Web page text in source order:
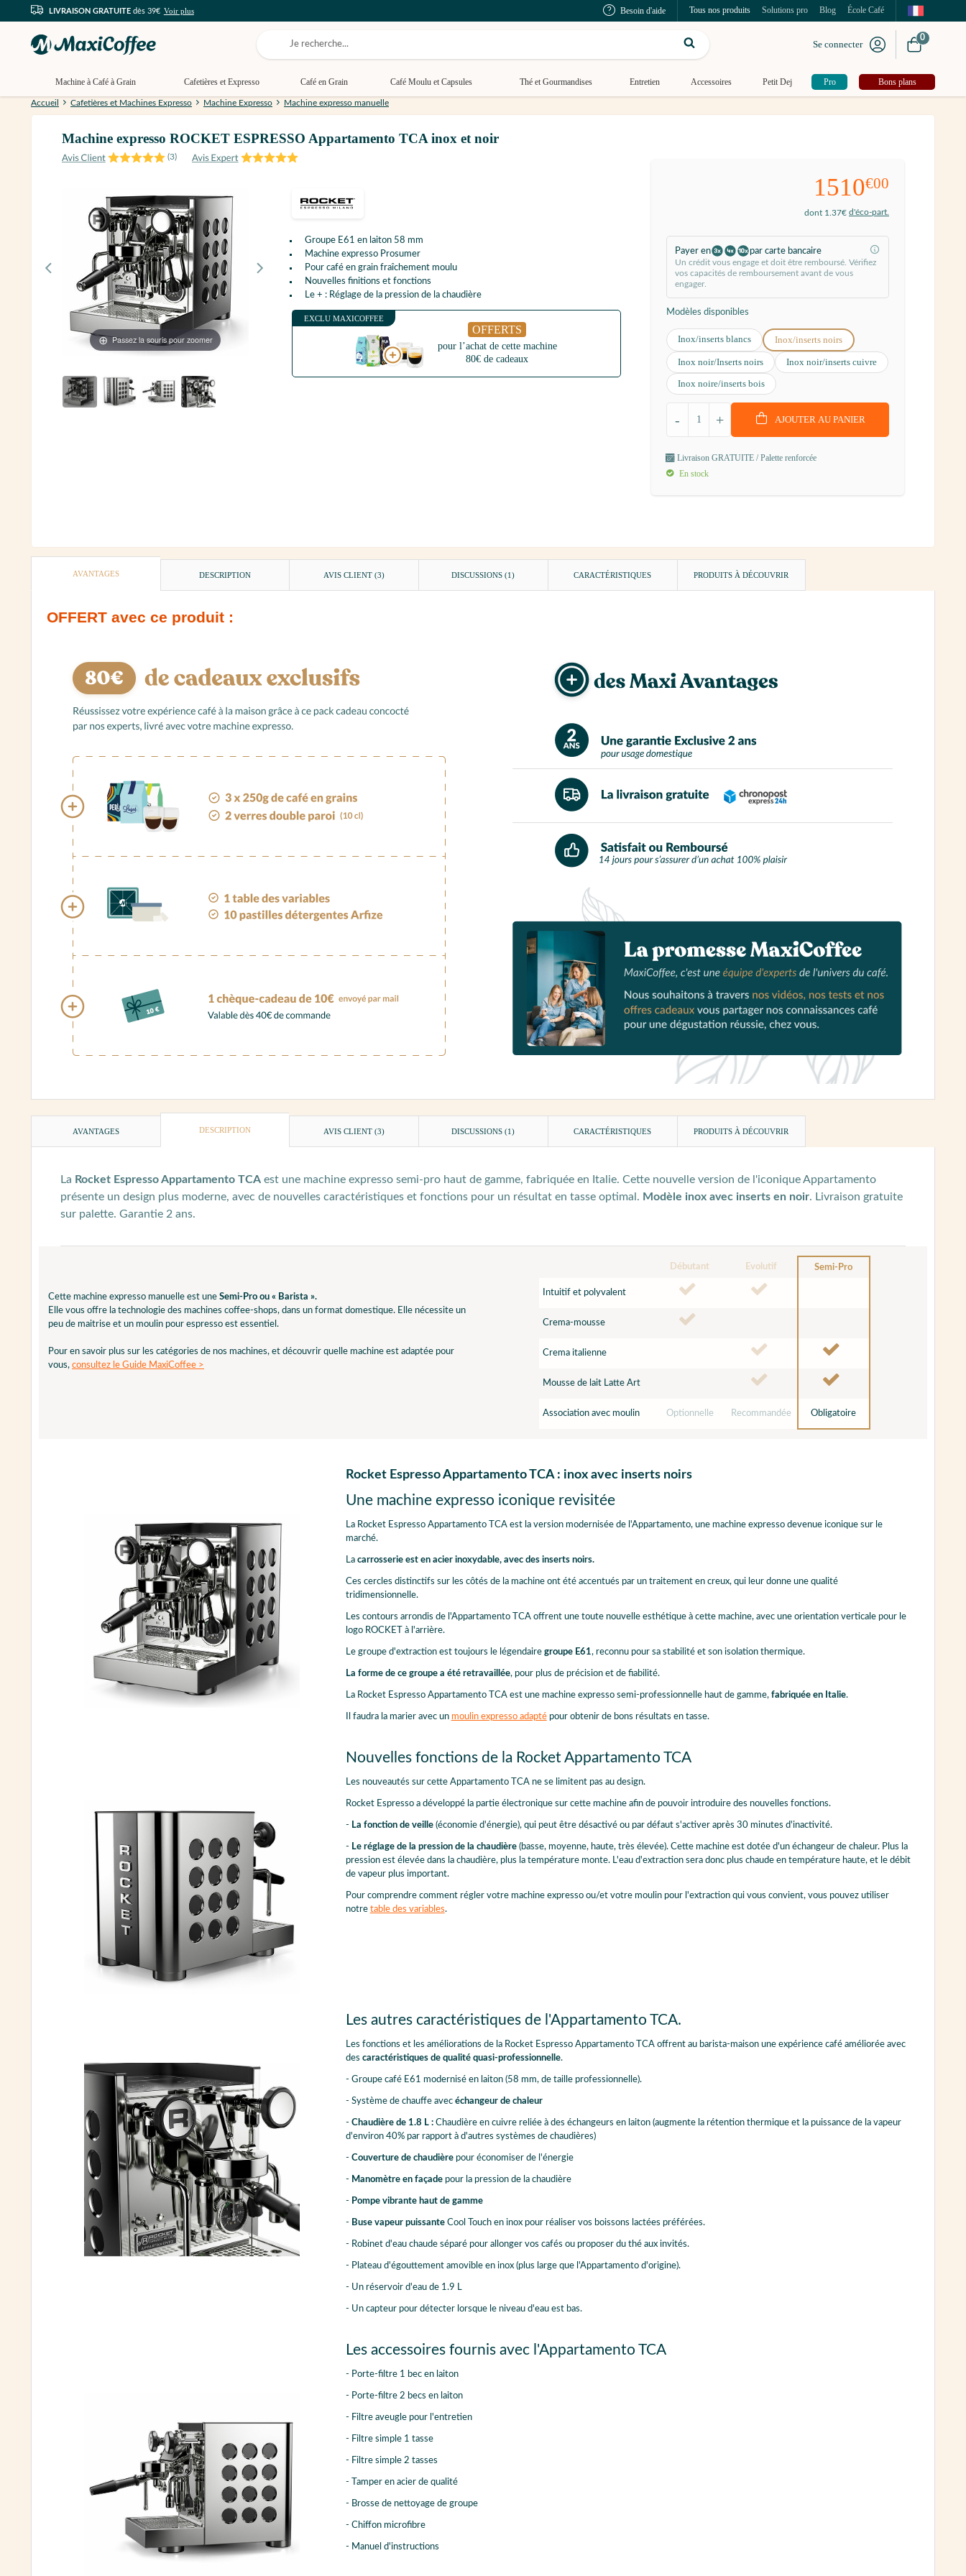
LIVRAISON GRATUITE dès 39€ Voir plus Besoin d'aide Tous nos produits Solutions pro Blog École Café
Se connecter
0
Machine à Café à Grain Cafetières et Expresso Café en Grain Café Moulu et Capsules Thé et Gourmandises Entretien Accessoires Petit Dej Pro Bons plans
Accueil Cafetières et Machines Expresso Machine Expresso Machine expresso manuelle
Machine expresso ROCKET ESPRESSO Appartamento TCA inox et noir
(3)
Passez la souris pour zoomer
Groupe E61 en laiton 58 mm
Machine expresso Prosumer
Pour café en grain fraîchement moulu
Nouvelles finitions et fonctions
Le + : Réglage de la pression de la chaudière
EXCLU MAXICOFFEE
OFFERTS
pour l’achat de cette machine
80€ de cadeaux
1510€00
dont 1.37€ d'éco-part.
Payer en par carte bancaire
Un crédit vous engage et doit être remboursé. Vérifiez
vos capacités de remboursement avant de vous
engager.
Modèles disponibles
Inox/inserts blancs Inox/inserts noirs
Inox noir/Inserts noirs
Inox noir/inserts cuivre
Inox noire/inserts bois
+
- AJOUTER AU PANIER
Livraison GRATUITE / Palette renforcée
En stock
AVANTAGES DESCRIPTION AVIS CLIENT(3) DISCUSSIONS (1) CARACTÉRISTIQUES PRODUITS À DÉCOUVRIR
OFFERT avec ce produit :
AVANTAGES DESCRIPTION AVIS CLIENT(3) DISCUSSIONS (1) CARACTÉRISTIQUES PRODUITS À DÉCOUVRIR
La Rocket Espresso Appartamento TCA est une machine expresso semi-pro haut de gamme, fabriquée en Italie. Cette nouvelle version de l'iconique Appartamento
présente un design plus moderne, avec de nouvelles caractéristiques et fonctions pour un résultat en tasse optimal. Modèle inox avec inserts en noir. Livraison gratuite
sur palette. Garantie 2 ans.
Cette machine expresso manuelle est une Semi-Pro ou « Barista ».
Elle vous offre la technologie des machines coffee-shops, dans un format domestique. Elle nécessite un
peu de maitrise et un moulin pour espresso est essentiel.
Pour en savoir plus sur les catégories de nos machines, et découvrir quelle machine est adaptée pour
vous, consultez le Guide MaxiCoffee >
Débutant Evolutif Semi-Pro
Intuitif et polyvalent
Crema-mousse
Crema italienne
Mousse de lait Latte Art
Association avec moulin Optionnelle Recommandée Obligatoire
Rocket Espresso Appartamento TCA : inox avec inserts noirs
Une machine expresso iconique revisitée
La Rocket Espresso Appartamento TCA est la version modernisée de l'Appartamento, une machine expresso devenue iconique sur le
marché.
La carrosserie est en acier inoxydable, avec des inserts noirs.
Ces cercles distinctifs sur les côtés de la machine ont été accentués par un traitement en creux, qui leur donne une qualité
tridimensionnelle.
Les contours arrondis de l'Appartamento TCA offrent une toute nouvelle esthétique à cette machine, avec une orientation verticale pour le
logo ROCKET à l'arrière.
Le groupe d'extraction est toujours le légendaire groupe E61, reconnu pour sa stabilité et son isolation thermique.
La forme de ce groupe a été retravaillée, pour plus de précision et de fiabilité.
La Rocket Espresso Appartamento TCA est une machine expresso semi-professionnelle haut de gamme, fabriquée en Italie.
Il faudra la marier avec un moulin expresso adaptépour obtenir de bons résultats en tasse.
Nouvelles fonctions de la Rocket Appartamento TCA
Les nouveautés sur cette Appartamento TCA ne se limitent pas au design.
Rocket Espresso a développé la partie électronique sur cette machine afin de pouvoir introduire des nouvelles fonctions.
- La fonction de veille (économie d'énergie), qui peut être désactivé ou par défaut s'activer après 30 minutes d'inactivité.
- Le réglage de la pression de la chaudière(basse, moyenne, haute, très élevée). Cette machine est dotée d'un échangeur de chaleur. Plus la
pression est élevée dans la chaudière, plus la température monte. L'eau d'extraction sera donc plus chaude en température haute, et le débit
de vapeur plus important.
Pour comprendre comment régler votre machine expresso ou/et votre moulin pour l'extraction qui vous convient, vous pouvez utiliser
notre table des variables.
Les autres caractéristiques de l'Appartamento TCA.
Les fonctions et les améliorations de la Rocket Espresso Appartamento TCA offrent au barista-maison une expérience café améliorée avec
des caractéristiques de qualité quasi-professionnelle.
- Groupe café E61 modernisé en laiton (58 mm, de taille professionnelle).
- Système de chauffe avec échangeur de chaleur
- Chaudière de 1.8 L :Chaudière en cuivre reliée à des échangeurs en laiton (augmente la rétention thermique et la puissance de la vapeur
d'environ 40% par rapport à d'autres systèmes de chaudières)
- Couverture de chaudière pour économiser de l'énergie
- Manomètre en façadepour la pression de la chaudière
- Pompe vibrante haut de gamme
- Buse vapeur puissanteCool Touch en inox pour réaliser vos boissons lactées préférées.
- Robinet d'eau chaude séparé pour allonger vos cafés ou proposer du thé aux invités.
- Plateau d'égouttement amovible en inox (plus large que l'Appartamento d'origine).
- Un réservoir d'eau de 1.9 L
- Un capteur pour détecter lorsque le niveau d'eau est bas.
Les accessoires fournis avec l'Appartamento TCA
- Porte-filtre 1 bec en laiton
- Porte-filtre 2 becs en laiton
- Filtre aveugle pour l'entretien
- Filtre simple 1 tasse
- Filtre simple 2 tasses
- Tamper en acier de qualité
- Brosse de nettoyage de groupe
- Chiffon microfibre
- Manuel d'instructions